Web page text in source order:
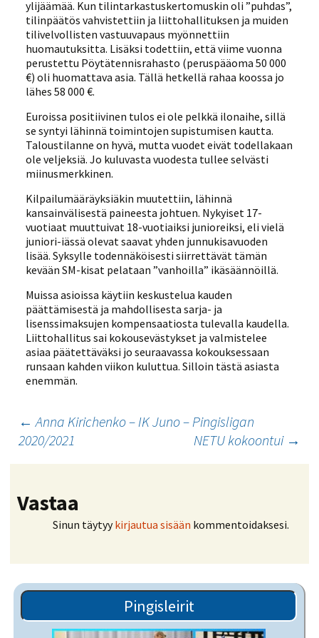
ylijäämää. Kun tilintarkastuskertomuskin oli ”puhdas”,
tilinpäätös vahvistettiin ja liittohallituksen ja muiden
tilivelvollisten vastuuvapaus myönnettiin
huomautuksitta. Lisäksi todettiin, että viime vuonna
perustettu Pöytätennisrahasto (peruspääoma 50 000
€) oli huomattava asia. Tällä hetkellä rahaa koossa jo
lähes 58 000 €.
Euroissa positiivinen tulos ei ole pelkkä ilonaihe, sillä
se syntyi lähinnä toimintojen supistumisen kautta.
Taloustilanne on hyvä, mutta vuodet eivät todellakaan
ole veljeksiä. Jo kuluvasta vuodesta tullee selvästi
miinusmerkkinen.
Kilpailumääräyksiäkin muutettiin, lähinnä
kansainvälisestä paineesta johtuen. Nykyiset 17-
vuotiaat muuttuivat 18-vuotiaiksi junioreiksi, eli vielä
juniori-iässä olevat saavat yhden junnukisavuoden
lisää. Syksylle todennäköisesti siirrettävät tämän
kevään SM-kisat pelataan ”vanhoilla” ikäsäännöillä.
Muissa asioissa käytiin keskustelua kauden
päättämisestä ja mahdollisesta sarja- ja
lisenssimaksujen kompensaatiosta tulevalla kaudella.
Liittohallitus sai kokousevästykset ja valmistelee
asiaa päätettäväksi jo seuraavassa kokouksessaan
runsaan kahden viikon kuluttua. Silloin tästä asiasta
enemmän.
Artikkelien
selaus
← Anna Kirichenko – IK Juno – Pingisligan
2020/2021
NETU kokoontui →
Vastaa
Sinun täytyykirjautua sisään kommentoidaksesi.
Pingisleirit